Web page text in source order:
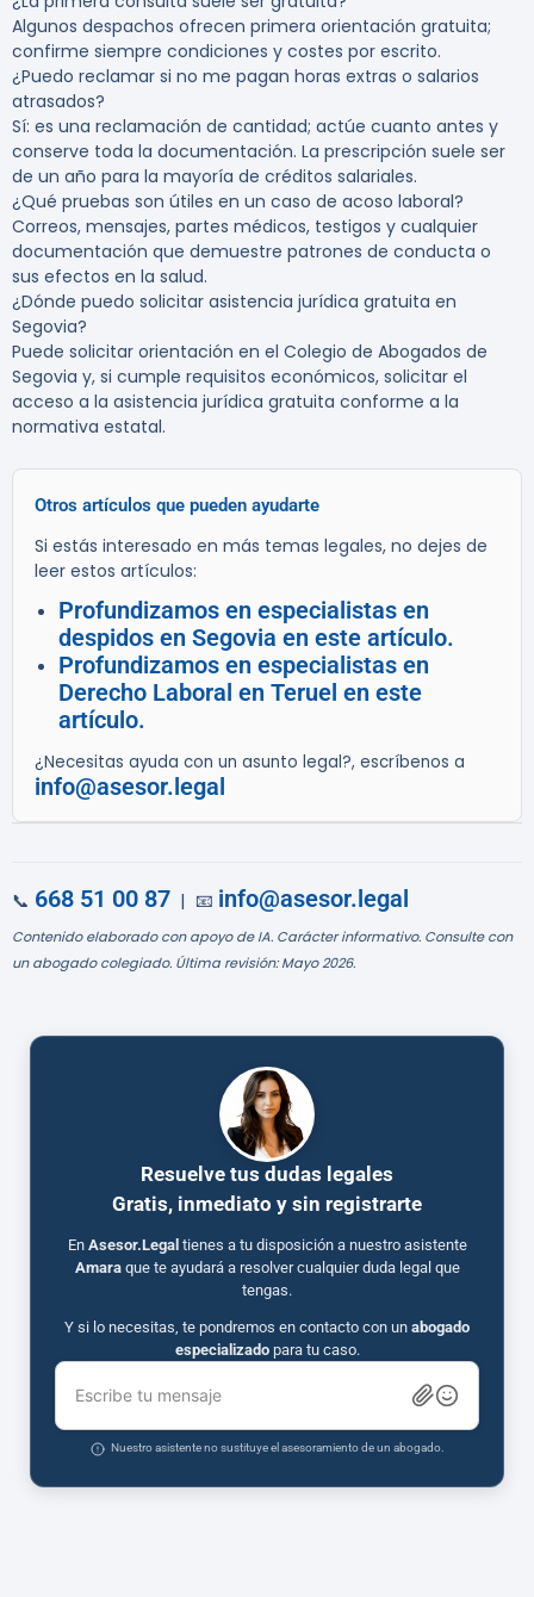
Algunos despachos ofrecen primera orientación gratuita;
confirme siempre condiciones y costes por escrito.
¿Puedo reclamar si no me pagan horas extras o salarios
atrasados?
Sí: es una reclamación de cantidad; actúe cuanto antes y
conserve toda la documentación. La prescripción suele ser
de un año para la mayoría de créditos salariales.
¿Qué pruebas son útiles en un caso de acoso laboral?
Correos, mensajes, partes médicos, testigos y cualquier
documentación que demuestre patrones de conducta o
sus efectos en la salud.
¿Dónde puedo solicitar asistencia jurídica gratuita en
Segovia?
Puede solicitar orientación en el Colegio de Abogados de
Segovia y, si cumple requisitos económicos, solicitar el
acceso a la asistencia jurídica gratuita conforme a la
normativa estatal.
Otros artículos que pueden ayudarte
Si estás interesado en más temas legales, no dejes de
leer estos artículos:
Profundizamos en especialistas en
despidos en Segovia en este artículo.
Profundizamos en especialistas en
Derecho Laboral en Teruel en este
artículo.
¿Necesitas ayuda con un asunto legal?, escríbenos a
info@asesor.legal
📞 668 51 00 87 | 📧 info@asesor.legal
Contenido elaborado con apoyo de IA. Carácter informativo. Consulte con
un abogado colegiado. Última revisión: Mayo 2026.
Resuelve tus dudas legales
Gratis, inmediato y sin registrarte
En Asesor.Legal tienes a tu disposición a nuestro asistente
Amaraque te ayudará a resolver cualquier duda legal que
tengas.
Y si lo necesitas, te pondremos en contacto con un abogado
especializadopara tu caso.
Escribe tu mensaje
Nuestro asistente no sustituye el asesoramiento de un abogado.